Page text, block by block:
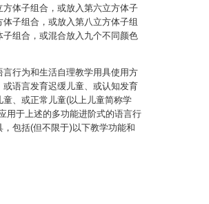
体子组合，或放入第六立方体子
子组合，或放入第八立方体子组
组合，或混合放入九个不同颜色
行为和生活自理教学用具使用方
语言发育迟缓儿童、或认知发育
、或正常儿童(以上儿童简称学
用于上述的多功能进阶式的语言行
，包括(但不限于)以下教学功能和